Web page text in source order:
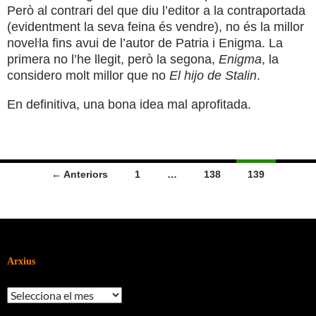
Però al contrari del que diu l’editor a la contraportada
(evidentment la seva feina és vendre), no és la millor
noveŀla fins avui de l’autor de Patria i Enigma. La
primera no l’he llegit, però la segona, Enigma, la
considero molt millor que no El hijo de Stalin.
En definitiva, una bona idea mal aprofitada.
Navegació
les
← Anteriors 1 … 138 139
Arxius
Arxius